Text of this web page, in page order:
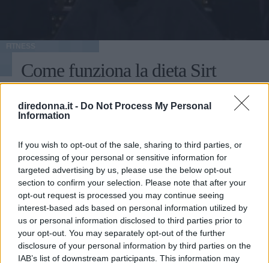
diredonna.it - Do Not Process My Personal
Information
If you wish to opt-out of the sale, sharing to third parties, or
processing of your personal or sensitive information for
targeted advertising by us, please use the below opt-out
section to confirm your selection. Please note that after your
opt-out request is processed you may continue seeing
interest-based ads based on personal information utilized by
us or personal information disclosed to third parties prior to
your opt-out. You may separately opt-out of the further
disclosure of your personal information by third parties on the
IAB’s list of downstream participants. This information may
Come funziona la dieta Sirt
Perdere peso velocemente e senza troppe restrizioni?
"giusti". Scopriamo cos'è e come si esegue questa strategia
alimentare, anche detta la dieta del gene magro
LAURA SANDRONI